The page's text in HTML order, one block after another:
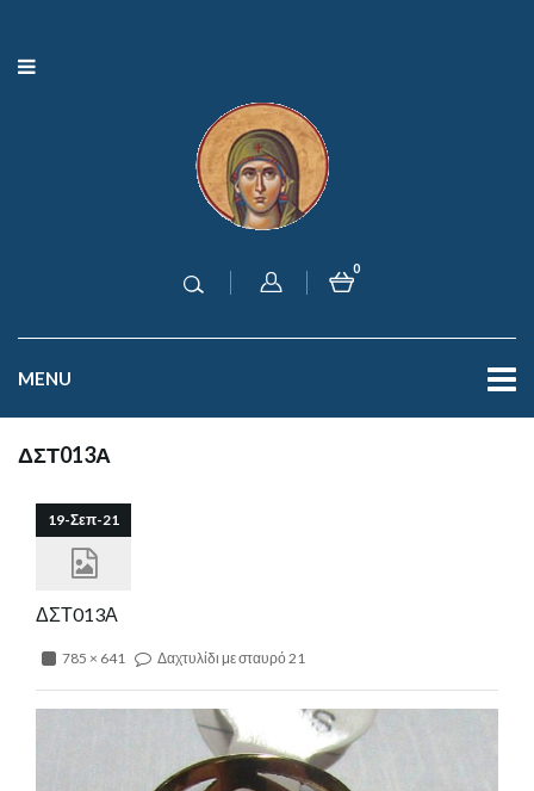
0
MENU
ΔΣΤ013Α
19-Σεπ-21
ΔΣΤ013Α
785 × 641 Δαχτυλίδι με σταυρό 21